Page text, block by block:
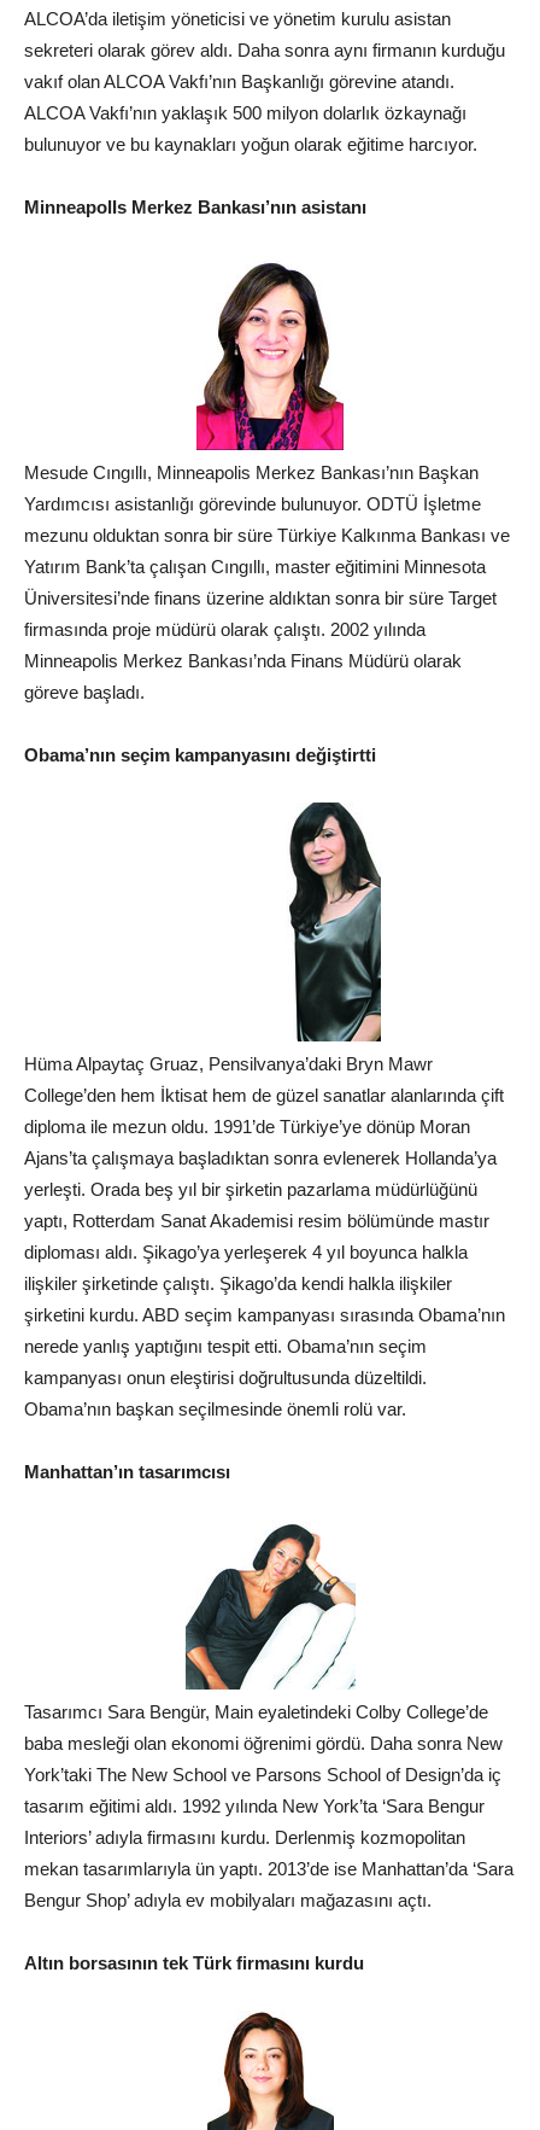
ALCOA’da iletişim yöneticisi ve yönetim kurulu asistan
sekreteri olarak görev aldı. Daha sonra aynı firmanın kurduğu
vakıf olan ALCOA Vakfı’nın Başkanlığı görevine atandı.
ALCOA Vakfı’nın yaklaşık 500 milyon dolarlık özkaynağı
bulunuyor ve bu kaynakları yoğun olarak eğitime harcıyor.
MinneapolIs Merkez Bankası’nın asistanı
Mesude Cıngıllı, Minneapolis Merkez Bankası’nın Başkan
Yardımcısı asistanlığı görevinde bulunuyor. ODTÜ İşletme
mezunu olduktan sonra bir süre Türkiye Kalkınma Bankası ve
Yatırım Bank’ta çalışan Cıngıllı, master eğitimini Minnesota
Üniversitesi’nde finans üzerine aldıktan sonra bir süre Target
firmasında proje müdürü olarak çalıştı. 2002 yılında
Minneapolis Merkez Bankası’nda Finans Müdürü olarak
göreve başladı.
Obama’nın seçim kampanyasını değiştirtti
Hüma Alpaytaç Gruaz, Pensilvanya’daki Bryn Mawr
College’den hem İktisat hem de güzel sanatlar alanlarında çift
diploma ile mezun oldu. 1991’de Türkiye’ye dönüp Moran
Ajans’ta çalışmaya başladıktan sonra evlenerek Hollanda’ya
yerleşti. Orada beş yıl bir şirketin pazarlama müdürlüğünü
yaptı, Rotterdam Sanat Akademisi resim bölümünde mastır
diploması aldı. Şikago’ya yerleşerek 4 yıl boyunca halkla
ilişkiler şirketinde çalıştı. Şikago’da kendi halkla ilişkiler
şirketini kurdu. ABD seçim kampanyası sırasında Obama’nın
nerede yanlış yaptığını tespit etti. Obama’nın seçim
kampanyası onun eleştirisi doğrultusunda düzeltildi.
Obama’nın başkan seçilmesinde önemli rolü var.
Manhattan’ın tasarımcısı
Tasarımcı Sara Bengür, Main eyaletindeki Colby College’de
baba mesleği olan ekonomi öğrenimi gördü. Daha sonra New
York’taki The New School ve Parsons School of Design’da iç
tasarım eğitimi aldı. 1992 yılında New York’ta ‘Sara Bengur
Interiors’ adıyla firmasını kurdu. Derlenmiş kozmopolitan
mekan tasarımlarıyla ün yaptı. 2013’de ise Manhattan’da ‘Sara
Bengur Shop’ adıyla ev mobilyaları mağazasını açtı.
Altın borsasının tek Türk firmasını kurdu